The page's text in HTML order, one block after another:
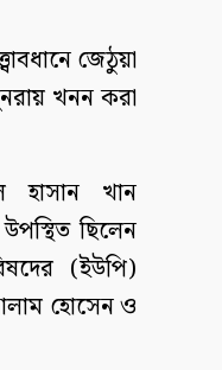
জেঠুয়া
খনন করা
হাসান খান
ছিলেন
(ইউপি)
হোসেন ও